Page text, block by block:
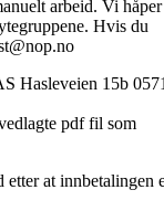
arbeid. Vi håper
Hvis du
Hasleveien 15b
pdf fil som
at innbetalingen